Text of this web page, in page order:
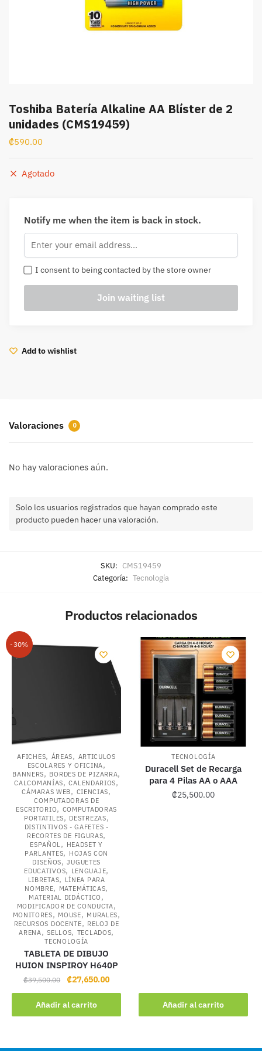
Toshiba Batería Alkaline AA Blíster de 2
unidades (CMS19459)
₡590.00
Agotado
Notify me when the item is back in stock.
I consent to being contacted by the store owner
Add to wishlist
Valoraciones 0
No hay valoraciones aún.
Solo los usuarios registrados que hayan comprado este
producto pueden hacer una valoración.
SKU: CMS19459
Categoría: Tecnología
Productos relacionados
-30%
AFICHES, ÁREAS, ARTICULOS
ESCOLARES Y OFICINA,
BANNERS, BORDES DE PIZARRA,
CALCOMANÍAS,CALENDARIOS,
CÁMARAS WEB, CIENCIAS,
COMPUTADORAS DE
ESCRITORIO, COMPUTADORAS
PORTATILES, DESTREZAS,
DISTINTIVOS - GAFETES -
RECORTES DE FIGURAS,
ESPAÑOL , HEADSET Y
PARLANTES, HOJAS CON
DISEÑOS,JUGUETES
EDUCATIVOS, LENGUAJE,
LIBRETAS, LÍNEA PARA
NOMBRE, MATEMÁTICAS,
MATERIAL DIDÁCTICO ,
MODIFICADOR DE CONDUCTA,
MONITORES, MOUSE, MURALES,
RECURSOS DOCENTE, RELOJ DE
ARENA,SELLOS, TECLADOS,
TECNOLOGÍA
TABLETA DE DIBUJO
HUION INSPIROY H640P
₡39,500.00
Original
price
was:
₡39,500.00.
₡27,650.00Current
price
₡27,650.00.
Añadir al carrito
TECNOLOGÍA
Duracell Set de Recarga
para 4 Pilas AA o AAA
₡25,500.00
Añadir al carrito